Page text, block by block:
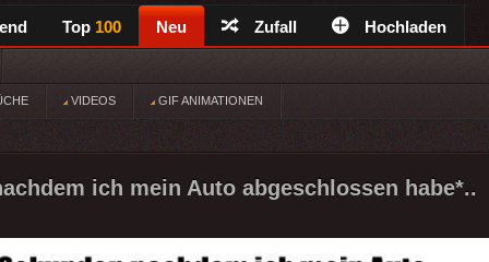
Top 100 Neu Zufall Hochladen
VIDEOS GIF ANIMATIONEN
ich mein Auto abgeschlossen habe*..